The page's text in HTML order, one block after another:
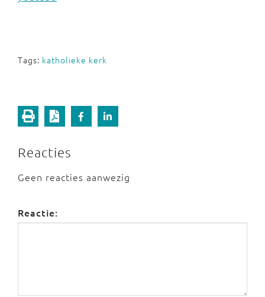
Tags: katholieke kerk
Reacties
Geen reacties aanwezig
Reactie: